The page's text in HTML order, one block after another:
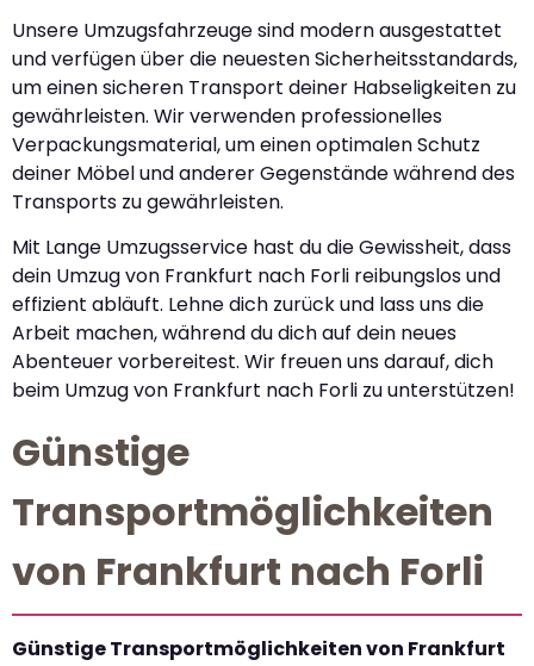
Unsere Umzugsfahrzeuge sind modern ausgestattet
und verfügen über die neuesten Sicherheitsstandards,
um einen sicheren Transport deiner Habseligkeiten zu
gewährleisten. Wir verwenden professionelles
Verpackungsmaterial, um einen optimalen Schutz
deiner Möbel und anderer Gegenstände während des
Transports zu gewährleisten.
Mit Lange Umzugsservice hast du die Gewissheit, dass
dein Umzug von Frankfurt nach Forli reibungslos und
effizient abläuft. Lehne dich zurück und lass uns die
Arbeit machen, während du dich auf dein neues
Abenteuer vorbereitest. Wir freuen uns darauf, dich
beim Umzug von Frankfurt nach Forli zu unterstützen!
Günstige
Transportmöglichkeiten
von Frankfurt nach Forli
Günstige Transportmöglichkeiten von Frankfurt